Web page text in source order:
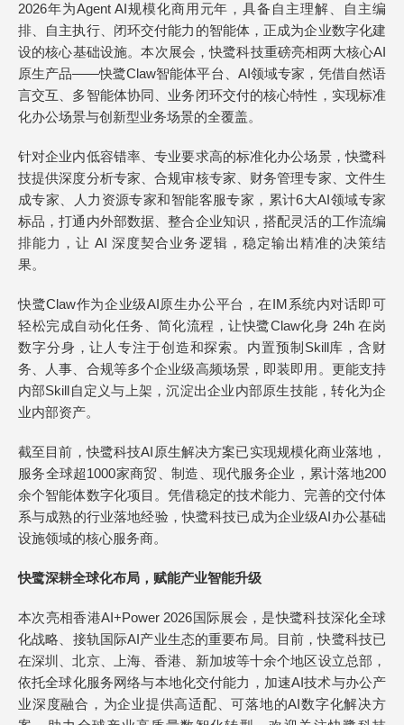
2026年为Agent AI规模化商用元年，具备自主理解、自主编
排、自主执行、闭环交付能力的智能体，正成为企业数字化建
设的核心基础设施。本次展会，快鹭科技重磅亮相两大核心AI
原生产品——快鹭Claw智能体平台、AI领域专家，凭借自然语
言交互、多智能体协同、业务闭环交付的核心特性，实现标准
化办公场景与创新型业务场景的全覆盖。
针对企业内低容错率、专业要求高的标准化办公场景，快鹭科
技提供深度分析专家、合规审核专家、财务管理专家、文件生
成专家、人力资源专家和智能客服专家，累计6大AI领域专家
标品，打通内外部数据、整合企业知识，搭配灵活的工作流编
排能力，让 AI 深度契合业务逻辑，稳定输出精准的决策结
果。
快鹭Claw作为企业级AI原生办公平台，在IM系统内对话即可
轻松完成自动化任务、简化流程，让快鹭Claw化身 24h 在岗
数字分身，让人专注于创造和探索。内置预制Skill库，含财
务、人事、合规等多个企业级高频场景，即装即用。更能支持
内部Skill自定义与上架，沉淀出企业内部原生技能，转化为企
业内部资产。
截至目前，快鹭科技AI原生解决方案已实现规模化商业落地，
服务全球超1000家商贸、制造、现代服务企业，累计落地200
余个智能体数字化项目。凭借稳定的技术能力、完善的交付体
系与成熟的行业落地经验，快鹭科技已成为企业级AI办公基础
设施领域的核心服务商。
快鹭深耕全球化布局，赋能产业智能升级
本次亮相香港AI+Power 2026国际展会，是快鹭科技深化全球
化战略、接轨国际AI产业生态的重要布局。目前，快鹭科技已
在深圳、北京、上海、香港、新加坡等十余个地区设立总部，
依托全球化服务网络与本地化交付能力，加速AI技术与办公产
业深度融合，为企业提供高适配、可落地的AI数字化解决方